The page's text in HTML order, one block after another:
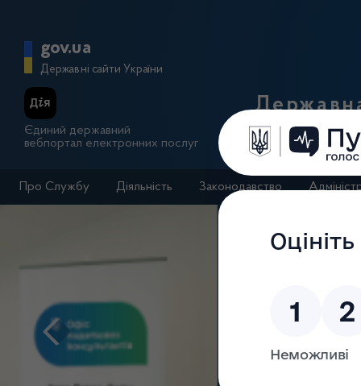
Головна сторінка Державної
gov.ua
Державні сайти України
Єдиний державний
вебпортал електронних послуг
Про Службу Діяльність Законодавство